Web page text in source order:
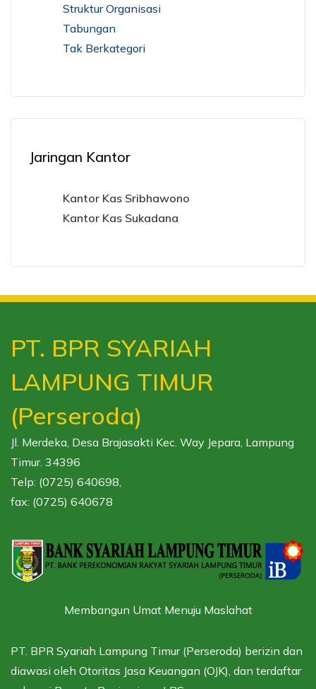
Struktur Organisasi
Tabungan
Tak Berkategori
Jaringan Kantor
Kantor Kas Sribhawono
Kantor Kas Sukadana
PT. BPR SYARIAH
LAMPUNG TIMUR
(Perseroda)
Jl. Merdeka, Desa Brajasakti Kec. Way Jepara, Lampung
Timur. 34396
Telp: (0725) 640698,
fax: (0725) 640678
Membangun Umat Menuju Maslahat
PT. BPR Syariah Lampung Timur (Perseroda) berizin dan
diawasi oleh Otoritas Jasa Keuangan (OJK), dan terdaftar